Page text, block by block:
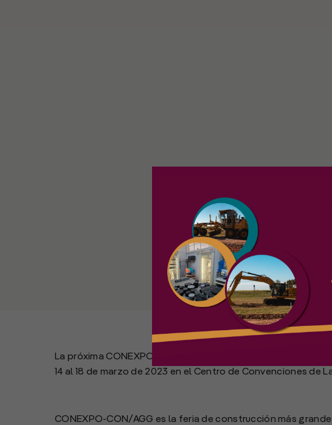
La próxima CONEXPO-CON/AGG y la Exposición
14 al 18 de marzo de 2023 en el Centro de Convenciones de
CONEXPO-CON/AGG es la feria de construcción más